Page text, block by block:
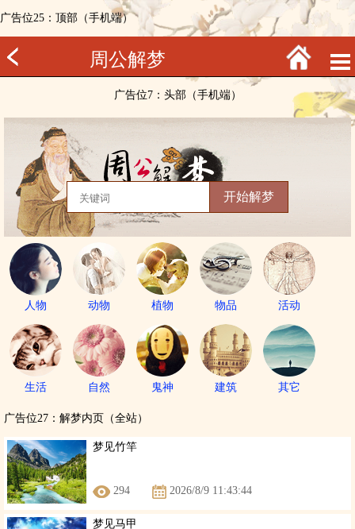
广告位25：顶部（手机端）
周公解梦
广告位7：头部（手机端）
人物 动物 植物 物品 活动
生活 自然 鬼神 建筑 其它
广告位27：解梦内页（全站）
梦见竹竿
294 2026/8/9 11:43:44
梦见马甲